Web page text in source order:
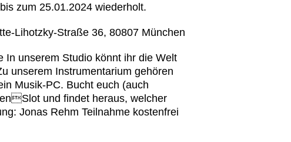
zum 25.01.2024 wiederholt.
Lihotzky-Straße 36, 80807 München
In unserem Studio könnt ihr die Welt
unserem Instrumentarium gehören
Musik-PC. Bucht euch (auch
und findet heraus, welcher
Jonas Rehm Teilnahme kostenfrei